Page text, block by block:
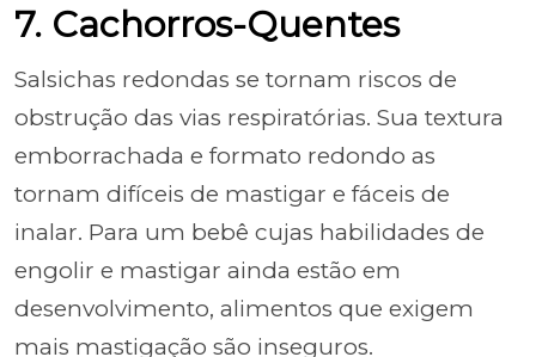
7. Cachorros-Quentes
Salsichas redondas se tornam riscos de
obstrução das vias respiratórias. Sua textura
emborrachada e formato redondo as
tornam difíceis de mastigar e fáceis de
inalar. Para um bebê cujas habilidades de
engolir e mastigar ainda estão em
desenvolvimento, alimentos que exigem
mais mastigação são inseguros.